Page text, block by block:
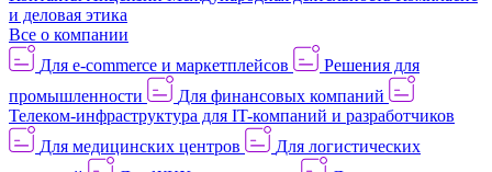
и деловая этика
Все о компании
Для e-commerce и маркетплейсов
Решения для
промышленности
Для финансовых компаний
Телеком-инфраструктура для IT-компаний и разработчиков
Для медицинских центров
Для логистических